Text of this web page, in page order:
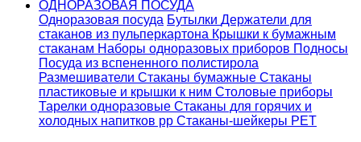
ОДНОРАЗОВАЯ ПОСУДА
Одноразовая посуда Бутылки Держатели для
стаканов из пульперкартона Крышки к бумажным
стаканам Наборы одноразовых приборов Подносы
Посуда из вспененного полистирола
Размешиватели Стаканы бумажные Стаканы
пластиковые и крышки к ним Столовые приборы
Тарелки одноразовые Стаканы для горячих и
холодных напитков pp Стаканы-шейкеры PET